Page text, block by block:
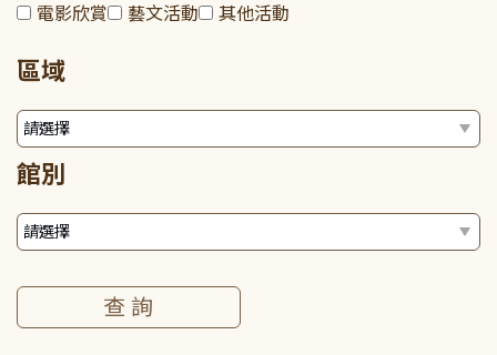
電影欣賞
藝文活動 其他活動
區域
館別